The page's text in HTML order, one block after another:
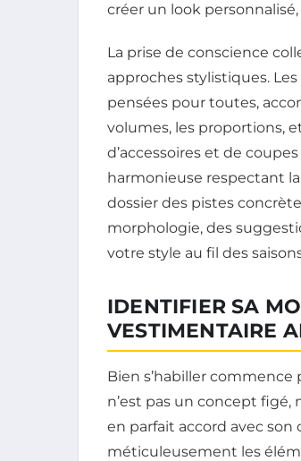
créer un look
La prise de conscience
approches stylistiques.
pensées pour toutes,
volumes, les proportions,
d’accessoires et de
harmonieuse respectant
dossier des pistes
morphologie, des
votre style au fil des
IDENTIFIER SA
VESTIMENTAIRE
Bien s’habiller commence
n’est pas un concept
en parfait accord avec son
méticuleusement les